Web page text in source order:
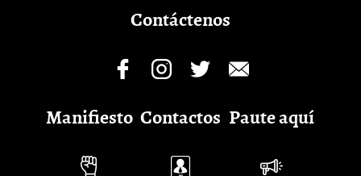
Contáctenos
Manifiesto Contactos Paute aquí